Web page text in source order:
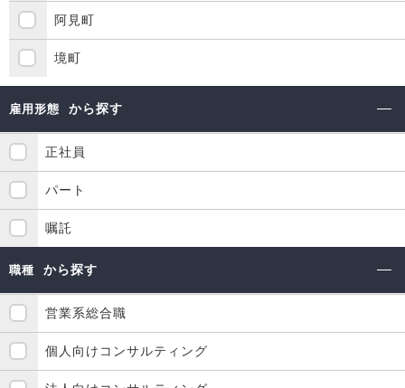
阿見町
境町
雇用形態 から探す
正社員
パート
嘱託
職種 から探す
営業系総合職
個人向けコンサルティング